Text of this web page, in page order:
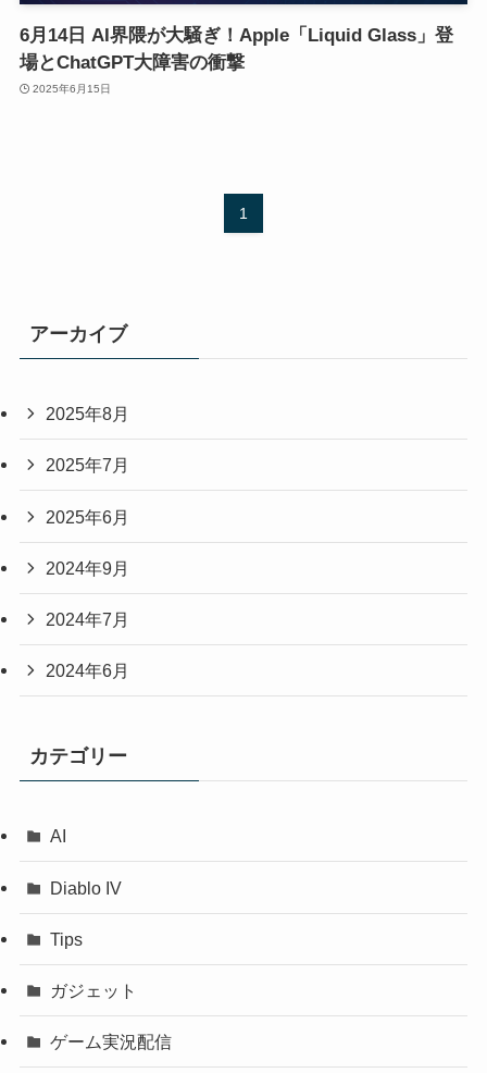
6月14日 AI界隈が大騒ぎ！Apple「Liquid Glass」登
場とChatGPT大障害の衝撃
2025年6月15日
1
アーカイブ
2025年8月
2025年7月
2025年6月
2024年9月
2024年7月
2024年6月
カテゴリー
AI
Diablo IV
Tips
ガジェット
ゲーム実況配信